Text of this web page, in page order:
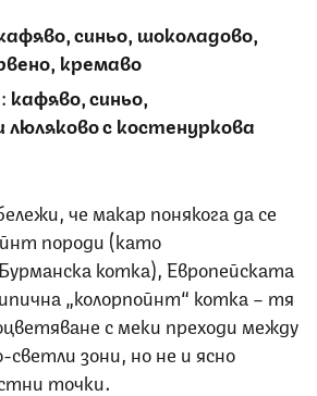
синьо, шоколадово,
кремаво
кафяво, синьо,
люляково с костенуркова
че макар понякога да се
породи (като
котка), Европейската
„колорпойнт“ котка – тя
с меки преходи между
зони, но не и ясно
точки.